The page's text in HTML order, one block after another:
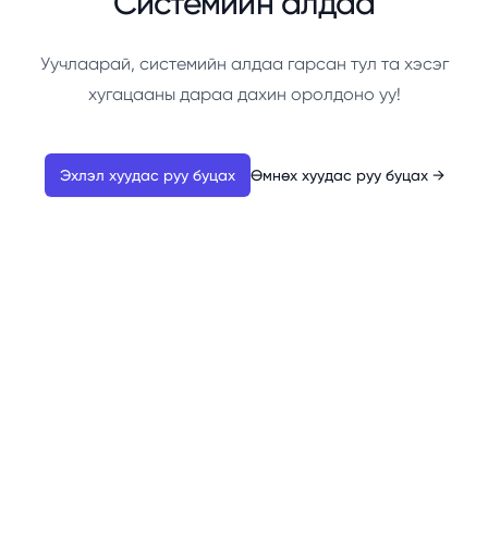
Уучлаарай, системийн алдаа гарсан тул та хэсэг
хугацааны дараа дахин оролдоно уу!
Эхлэл хуудас руу буцах Өмнөх хуудас руу буцах →